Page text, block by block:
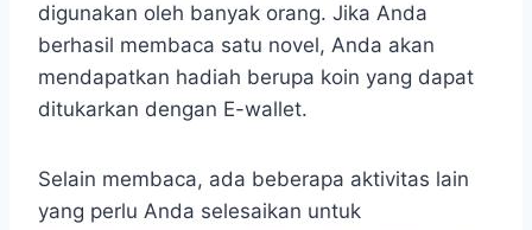
digunakan oleh banyak orang. Jika Anda
berhasil membaca satu novel, Anda akan
mendapatkan hadiah berupa koin yang dapat
ditukarkan dengan E-wallet.
Selain membaca, ada beberapa aktivitas lain
yang perlu Anda selesaikan untuk